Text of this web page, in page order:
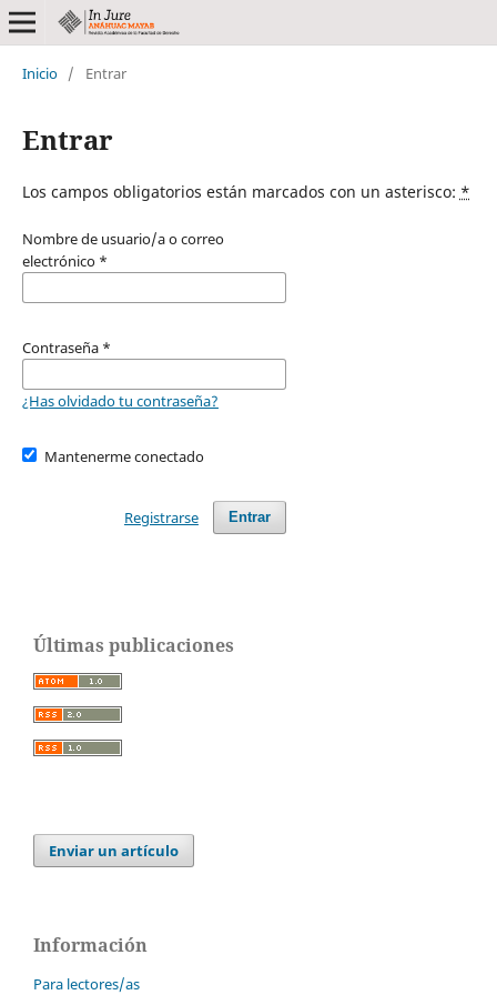
Inicio / Entrar
Entrar
Los campos obligatorios están marcados con un asterisco: *
Nombre de usuario/a o correo
electrónico *
Contraseña *
¿Has olvidado tu contraseña?
Mantenerme conectado
Entrar
Registrarse
Últimas publicaciones
Enviar un artículo
Información
Para lectores/as